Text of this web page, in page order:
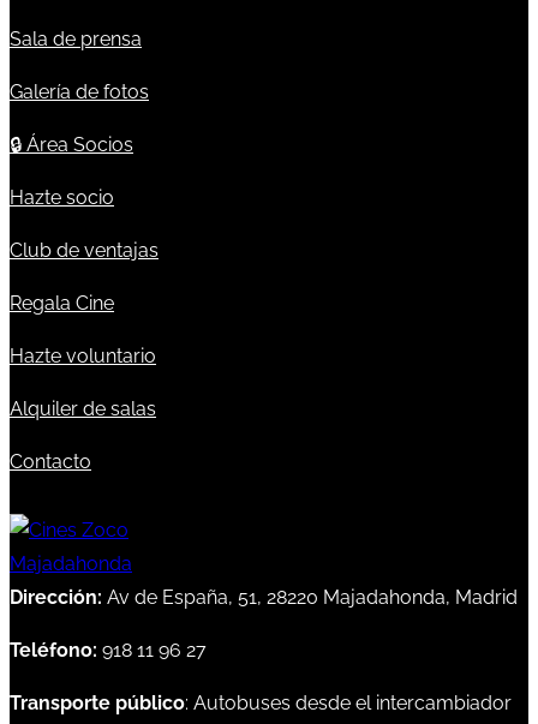
Sala de prensa
Galería de fotos
🔒 Área Socios
Hazte socio
Club de ventajas
Regala Cine
Hazte voluntario
Alquiler de salas
Contacto
Dirección: Av de España, 51, 28220 Majadahonda, Madrid
Teléfono: 918 11 96 27
Transporte público: Autobuses desde el intercambiador